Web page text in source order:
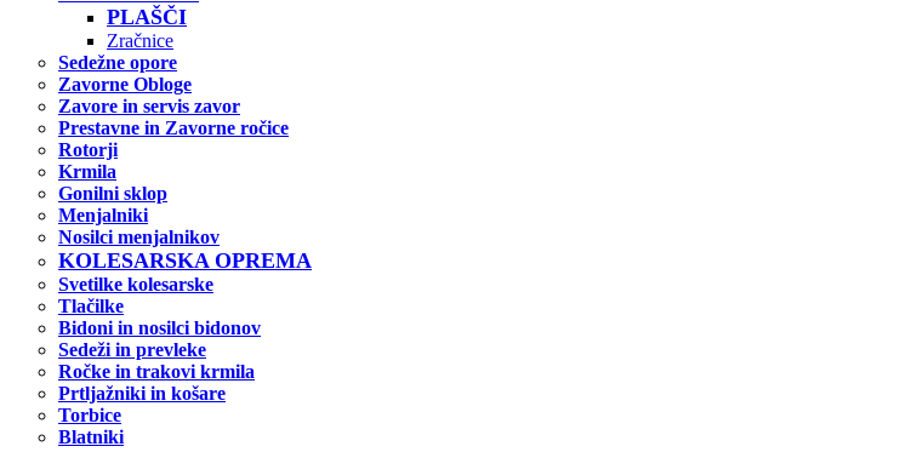
PLAŠČI
Zračnice
Sedežne opore
Zavorne Obloge
Zavore in servis zavor
Prestavne in Zavorne ročice
Rotorji
Krmila
Gonilni sklop
Menjalniki
Nosilci menjalnikov
KOLESARSKA OPREMA
Svetilke kolesarske
Tlačilke
Bidoni in nosilci bidonov
Sedeži in prevleke
Ročke in trakovi krmila
Prtljažniki in košare
Torbice
Blatniki